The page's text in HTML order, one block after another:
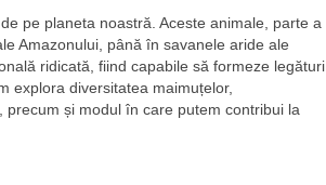
pe planeta noastră. Aceste animale, parte a
Amazonului, până în savanele aride ale
ridicată, fiind capabile să formeze legături
explora diversitatea maimuțelor,
și modul în care putem contribui la